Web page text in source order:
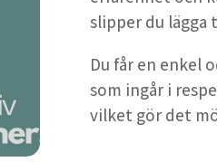
slipper du lägga
Du får en enkel
som ingår i
vilket gör det